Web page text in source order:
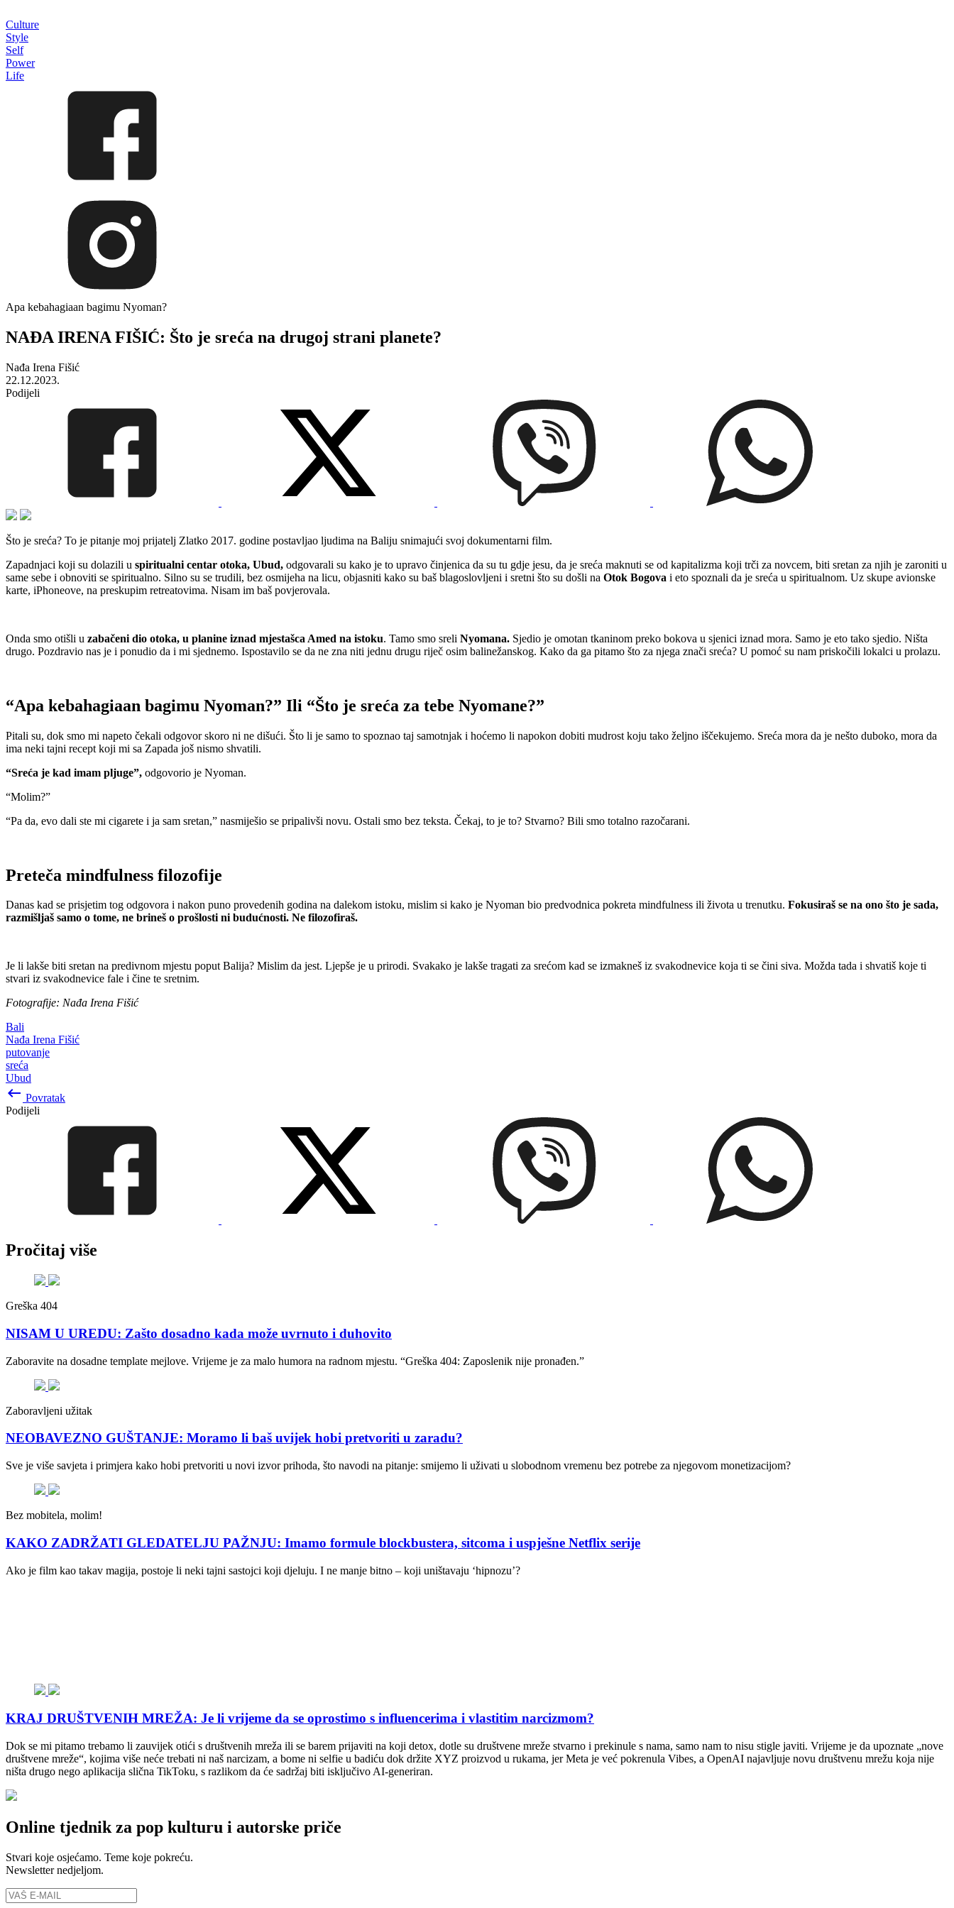
Culture
Style
Self
Power
Life
Apa kebahagiaan bagimu Nyoman?
NAĐA IRENA FIŠIĆ: Što je sreća na drugoj strani planete?
Nađa Irena Fišić
22.12.2023.
Podijeli
Što je sreća? To je pitanje moj prijatelj Zlatko 2017. godine postavljao ljudima na Baliju snimajući svoj dokumentarni film.
Zapadnjaci koji su dolazili u spiritualni centar otoka, Ubud, odgovarali su kako je to upravo činjenica da su tu gdje jesu, da je sreća maknuti se od kapitalizma koji trči za novcem, biti sretan za njih je zaroniti u
same sebe i obnoviti se spiritualno. Silno su se trudili, bez osmijeha na licu, objasniti kako su baš blagoslovljeni i sretni što su došli na Otok Bogova i eto spoznali da je sreća u spiritualnom. Uz skupe avionske
karte, iPhoneove, na preskupim retreatovima. Nisam im baš povjerovala.
Onda smo otišli u zabačeni dio otoka, u planine iznad mjestašca Amed na istoku. Tamo smo sreli Nyomana. Sjedio je omotan tkaninom preko bokova u sjenici iznad mora. Samo je eto tako sjedio. Ništa
drugo. Pozdravio nas je i ponudio da i mi sjednemo. Ispostavilo se da ne zna niti jednu drugu riječ osim balinežanskog. Kako da ga pitamo što za njega znači sreća? U pomoć su nam priskočili lokalci u prolazu.
“Apa kebahagiaan bagimu Nyoman?” Ili “Što je sreća za tebe Nyomane?”
Pitali su, dok smo mi napeto čekali odgovor skoro ni ne dišući. Što li je samo to spoznao taj samotnjak i hoćemo li napokon dobiti mudrost koju tako željno iščekujemo. Sreća mora da je nešto duboko, mora da
ima neki tajni recept koji mi sa Zapada još nismo shvatili.
“Sreća je kad imam pljuge”, odgovorio je Nyoman.
“Molim?”
“Pa da, evo dali ste mi cigarete i ja sam sretan,” nasmiješio se pripalivši novu. Ostali smo bez teksta. Čekaj, to je to? Stvarno? Bili smo totalno razočarani.
Preteča mindfulness filozofije
Danas kad se prisjetim tog odgovora i nakon puno provedenih godina na dalekom istoku, mislim si kako je Nyoman bio predvodnica pokreta mindfulness ili života u trenutku. Fokusiraš se na ono što je sada,
razmišljaš samo o tome, ne brineš o prošlosti ni budućnosti. Ne filozofiraš.
Je li lakše biti sretan na predivnom mjestu poput Balija? Mislim da jest. Ljepše je u prirodi. Svakako je lakše tragati za srećom kad se izmakneš iz svakodnevice koja ti se čini siva. Možda tada i shvatiš koje ti
stvari iz svakodnevice fale i čine te sretnim.
Fotografije: Nađa Irena Fišić
Bali
Nađa Irena Fišić
putovanje
sreća
Ubud
keyboard_backspace Povratak
Podijeli
Pročitaj više
Greška 404
NISAM U UREDU: Zašto dosadno kada može uvrnuto i duhovito
Zaboravite na dosadne template mejlove. Vrijeme je za malo humora na radnom mjestu. “Greška 404: Zaposlenik nije pronađen.”
Zaboravljeni užitak
NEOBAVEZNO GUŠTANJE: Moramo li baš uvijek hobi pretvoriti u zaradu?
Sve je više savjeta i primjera kako hobi pretvoriti u novi izvor prihoda, što navodi na pitanje: smijemo li uživati u slobodnom vremenu bez potrebe za njegovom monetizacijom?
Bez mobitela, molim!
KAKO ZADRŽATI GLEDATELJU PAŽNJU: Imamo formule blockbustera, sitcoma i uspješne Netflix serije
Ako je film kao takav magija, postoje li neki tajni sastojci koji djeluju. I ne manje bitno – koji uništavaju ‘hipnozu’?
KRAJ DRUŠTVENIH MREŽA: Je li vrijeme da se oprostimo s influencerima i vlastitim narcizmom?
Dok se mi pitamo trebamo li zauvijek otići s društvenih mreža ili se barem prijaviti na koji detox, dotle su društvene mreže stvarno i prekinule s nama, samo nam to nisu stigle javiti. Vrijeme je da upoznate „nove
društvene mreže“, kojima više neće trebati ni naš narcizam, a bome ni selfie u badiću dok držite XYZ proizvod u rukama, jer Meta je već pokrenula Vibes, a OpenAI najavljuje novu društvenu mrežu koja nije
ništa drugo nego aplikacija slična TikToku, s razlikom da će sadržaj biti isključivo AI-generiran.
Online tjednik za pop kulturu i autorske priče
Stvari koje osjećamo. Teme koje pokreću.
Newsletter nedjeljom.